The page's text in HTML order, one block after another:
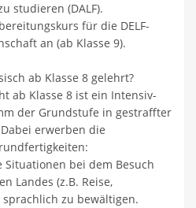
studieren (DALF).
für die DELF-
an (ab Klasse 9).
ab Klasse 8 gelehrt?
ab Klasse 8 ist ein Intensiv-
der Grundstufe in gestraffter
erwerben die
bei dem Besuch
Landes (z.B. Reise,
sprachlich zu bewältigen.